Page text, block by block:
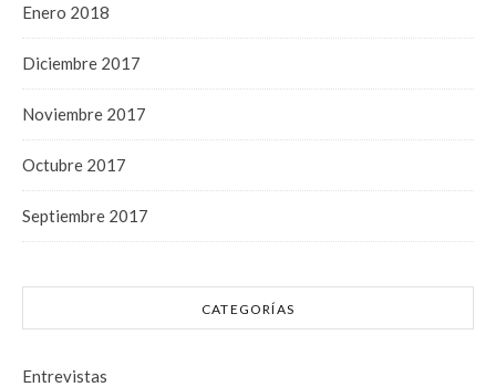
Enero 2018
Diciembre 2017
Noviembre 2017
Octubre 2017
Septiembre 2017
CATEGORÍAS
Entrevistas